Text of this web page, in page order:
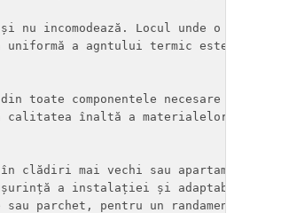
incomodează. Locul unde o
uniformă a agntului termic este
toate componentele necesare
calitatea înaltă a materialelor cu
clădiri mai vechi sau apartamente
ușurință a instalației și
parchet, pentru un randament